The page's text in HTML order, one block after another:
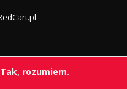
Tak, rozumiem.